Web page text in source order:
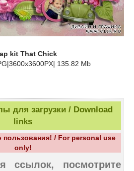
kit That Chick
135.82 Mb
для загрузки / Download
links
пользования! / For personal use
only!
ссылок, посмотрите